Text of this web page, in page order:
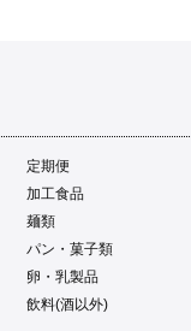
定期便
加工食品
麺類
パン・菓子類
卵・乳製品
飲料(酒以外)